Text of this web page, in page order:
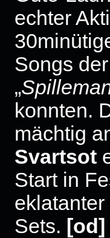
echter
Songs
„
konnten.
mächtig
Svartsot
Start in
Sets. [od]